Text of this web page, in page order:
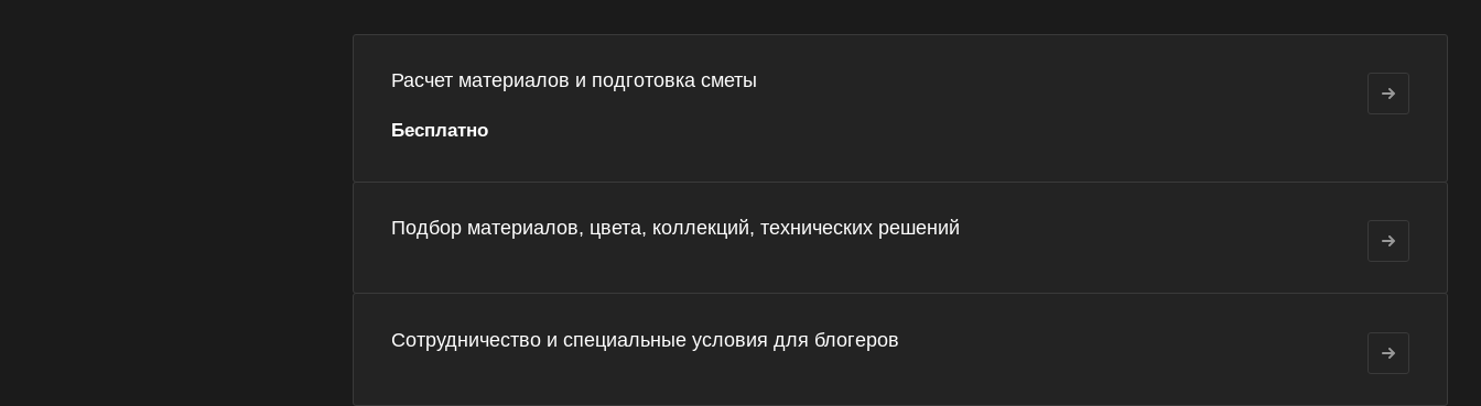
Расчет материалов и подготовка сметы
Бесплатно
Подбор материалов, цвета, коллекций, технических решений
Сотрудничество и специальные условия для блогеров